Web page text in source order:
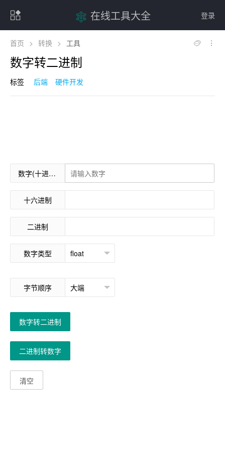
登录
在线工具大全
首页 > 转换 > 工具
数字转二进制
标签 后端 硬件开发
数字(十进制)
十六进制
二进制
数字类型
字节顺序
数字转二进制
二进制转数字
清空